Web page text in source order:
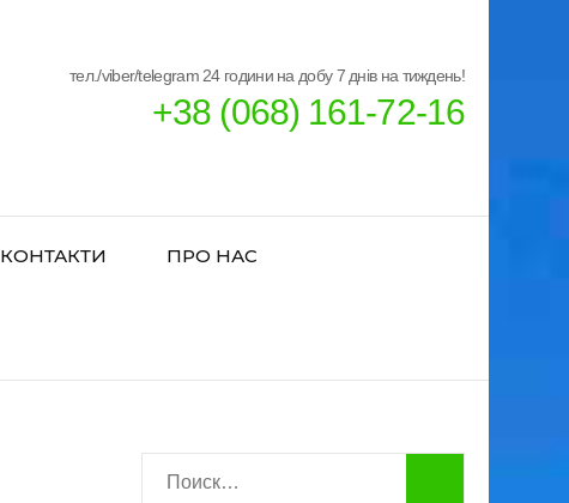
тел./viber/telegram 24 години на добу 7 днів на тиждень!
+38 (068) 161-72-16
КОНТАКТИ ПРО НАС
Найти: